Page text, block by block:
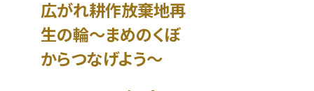
広がれ耕作放棄地再
生の輪～まめのくぼ
からつなげよう～